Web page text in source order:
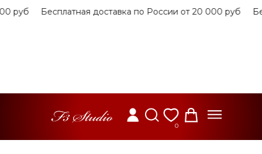
Бесплатная доставка по России от 20 000 руб
0